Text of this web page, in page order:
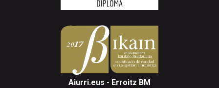
Aiurri.eus - Erroitz BM